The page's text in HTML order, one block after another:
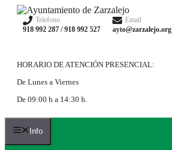
Saltar
contenido
Telefono
918 992 287 / 918 992 527
Email
ayto@zarzalejo.org
HORARIO DE ATENCIÓN PRESENCIAL:
De Lunes a Viernes
De 09:00 h a 14:30 h.
Info